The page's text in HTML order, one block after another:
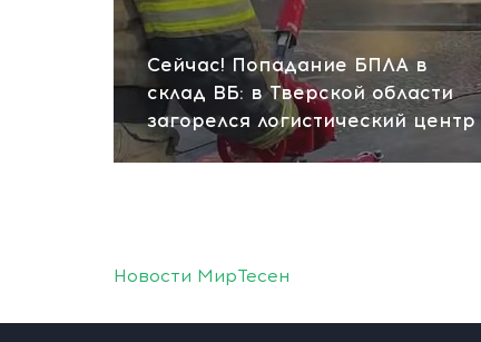
Сейчас! Попадание БПЛА в
склад ВБ: в Тверской области
загорелся логистический центр
Новости МирТесен